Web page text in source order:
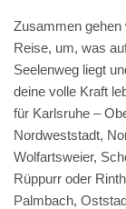
Zusammen gehen
Reise, um, was
Seelenweg liegt
deine volle Kraft
für Karlsruhe –
Nordweststadt,
Wolfartsweier,
Rüppurr oder
Palmbach,